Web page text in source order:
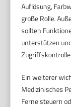
Auflösung,
große Rolle.
sollten
unterstützen
Ein weiterer
Medizinisches
Ferne steuern